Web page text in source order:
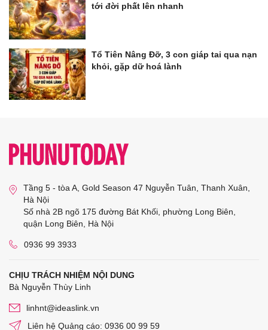
tới đời phất lên nhanh
Tổ Tiên Nâng Đỡ, 3 con giáp tai qua nạn
khỏi, gặp dữ hoá lành
Tầng 5 - tòa A, Gold Season 47 Nguyễn Tuân, Thanh Xuân,
Hà Nội
Số nhà 2B ngõ 175 đường Bát Khối, phường Long Biên,
quận Long Biên, Hà Nội
0936 99 3933
CHỊU TRÁCH NHIỆM NỘI DUNG
Bà Nguyễn Thùy Linh
linhnt@ideaslink.vn
Liên hệ Quảng cáo: 0936 00 99 59